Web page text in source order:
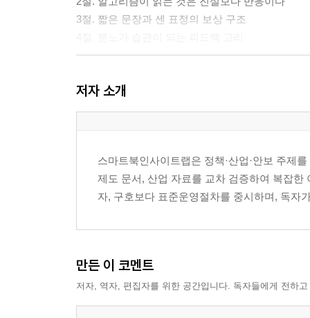
3절. 짧은 문장과 센 표정의 보상 구조
1절. 모르는 상태를 견디지 못하는 마음
2절. 위험 신호가 많을수록 믿음이 약해지는 역설
4장. 혐오가 집단 정체성으로 굳는 경로
1절. 불편함이 적대감으로 바뀌는 첫 장면
5장. 댓글란의 군중심리와 책임 분산
1절. 한 줄 반응이 집단 분위기로 바뀌는 구조
저자 소개
스마트북인사이트랩은 정책·산업·안보 주제
제도 문서, 산업 자료를 교차 검증하여 복잡
자, 구호보다 표준운영절차를 중시하며, 독자
만든 이 코멘트
저자, 역자, 편집자를 위한 공간입니다. 독자들에게 전하